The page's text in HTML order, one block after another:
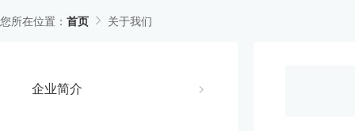
您所在位置： 首页 关于我们
企业简介